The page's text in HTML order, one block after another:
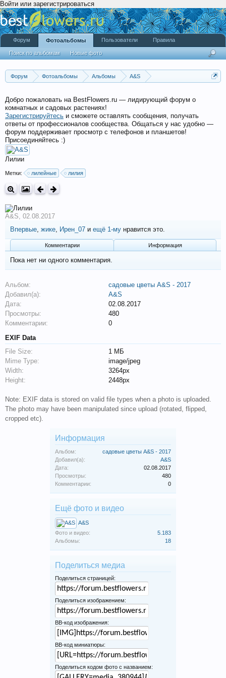
Войти или зарегистрироваться
Форум Фотоальбомы Альбомы
A&S
Добро пожаловать на BestFlowers.ru — лидирующий форум о
комнатных и садовых растениях!
Зарегистрируйтесь и сможете оставлять сообщения, получать
ответы от профессионалов сообщества. Общаться у нас удобно —
форум поддерживает просмотр с телефонов и планшетов!
Присоединяйтесь :)
Лилии
Метки: лилейные лилия
A&S, 02.08.2017
Впервые, жике, Ирен_07 и ещё 1-му нравится это.
Комментарии Информация
Пока нет ни одного комментария.
Альбом:
садовые цветы A&S - 2017
Добавил(а):
A&S
Дата:
02.08.2017
Просмотры:
480
Комментарии:
0
EXIF Data
File Size:
1 МБ
Mime Type:
image/jpeg
Width:
3264px
Height:
2448px
Note: EXIF data is stored on valid file types when a photo is uploaded.
The photo may have been manipulated since upload (rotated, flipped,
cropped etc).
Информация
Альбом:
садовые цветы A&S - 2017
Добавил(а):
A&S
Дата:
02.08.2017
Просмотры:
480
Комментарии:
0
Ещё фото и видео
A&S
Фото и видео:
5.183
Альбомы:
18
Поделиться медиа
Поделиться страницей:
Поделиться изображением:
BB-код изображения:
BB-код миниатюры:
Поделиться кодом фото с названием:
Форум Фотоальбомы
Поиск по альбомам Новые фото
Пользователи Правила